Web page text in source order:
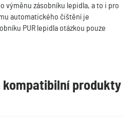
výměnu zásobníku lepidla, a to i pro
automatického čištění je
PUR lepidla otázkou pouze
kompatibilní produkty